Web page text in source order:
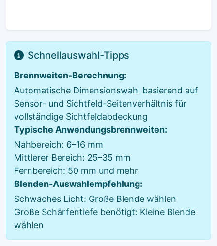
Schnellauswahl-Tipps
Brennweiten-Berechnung:
Automatische Dimensionswahl basierend auf
Sensor- und Sichtfeld-Seitenverhältnis für
vollständige Sichtfeldabdeckung
Typische Anwendungsbrennweiten:
Nahbereich: 6–16 mm
Mittlerer Bereich: 25–35 mm
Fernbereich: 50 mm und mehr
Blenden-Auswahlempfehlung:
Schwaches Licht: Große Blende wählen
Große Schärfentiefe benötigt: Kleine Blende
wählen